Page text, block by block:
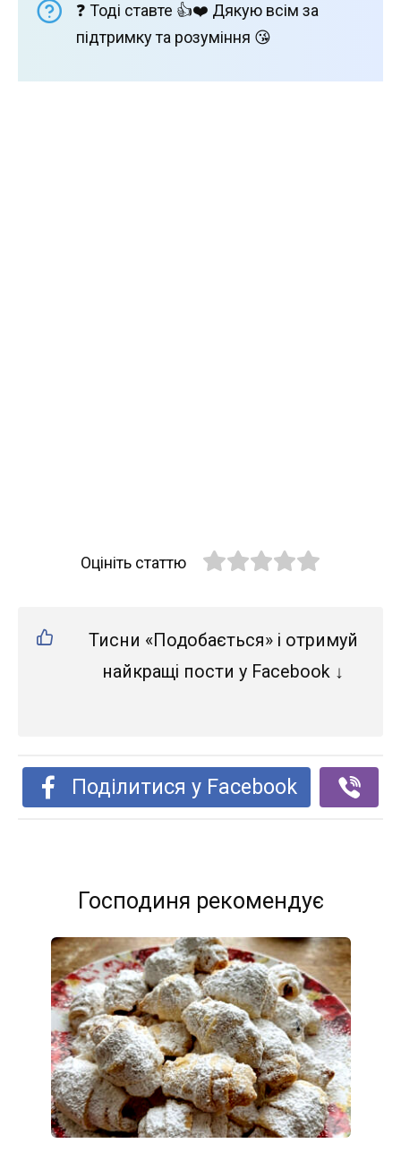
❓ Тоді ставте 👍❤️ Дякую всім за
підтримку та розуміння 😘
Оцініть статтю
Тисни «Подобається» і отримуй
найкращі пости у Facebook ↓
Поділитися у Facebook
Господиня рекомендує